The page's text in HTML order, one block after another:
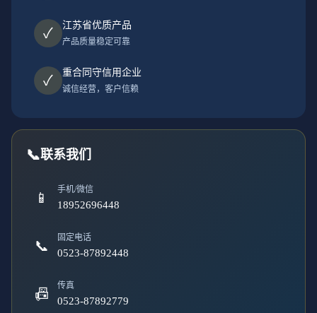
✓ 江苏省优质产品
产品质量稳定可靠
✓ 重合同守信用企业
诚信经营，客户信赖
📞联系我们
📱
手机/微信
18952696448
📞
固定电话
0523-87892448
📠
传真
0523-87892779